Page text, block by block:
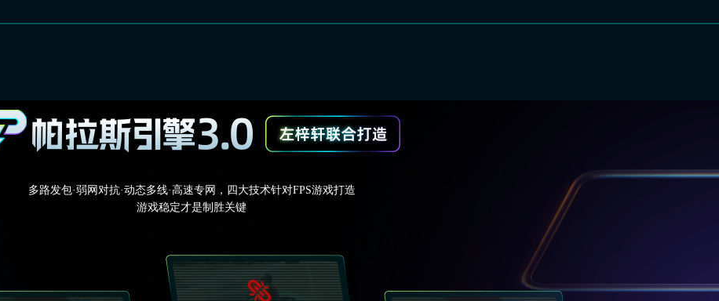
多路发包·弱网对抗·动态多线·高速专网，四大技术针对FPS游戏打造
游戏稳定才是制胜关键